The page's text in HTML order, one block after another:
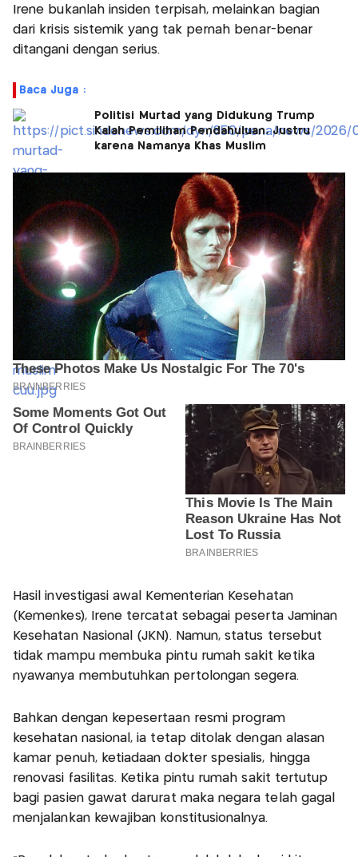
Irene bukanlah insiden terpisah, melainkan bagian
dari krisis sistemik yang tak pernah benar-benar
ditangani dengan serius.
Baca Juga :
Politisi Murtad yang Didukung Trump
Kalah Pemilihan Pendahuluan, Justru
karena Namanya Khas Muslim
Hasil investigasi awal Kementerian Kesehatan
(Kemenkes), Irene tercatat sebagai peserta Jaminan
Kesehatan Nasional (JKN). Namun, status tersebut
tidak mampu membuka pintu rumah sakit ketika
nyawanya membutuhkan pertolongan segera.
Bahkan dengan kepesertaan resmi program
kesehatan nasional, ia tetap ditolak dengan alasan
kamar penuh, ketiadaan dokter spesialis, hingga
renovasi fasilitas. Ketika pintu rumah sakit tertutup
bagi pasien gawat darurat maka negara telah gagal
menjalankan kewajiban konstitusionalnya.